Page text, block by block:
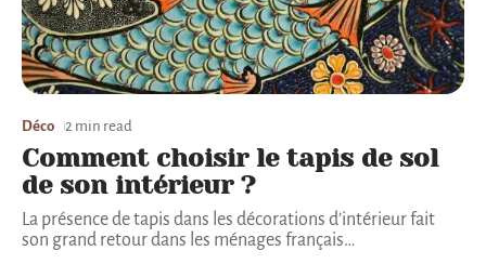
Déco 2 min read
Comment choisir le tapis de sol
de son intérieur ?
La présence de tapis dans les décorations d’intérieur fait
son grand retour dans les ménages français…